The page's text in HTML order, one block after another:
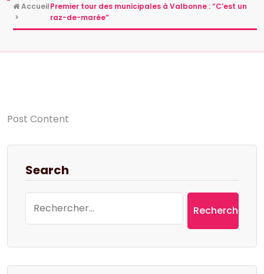
Accueil
>
Premier tour des municipales à Valbonne : “C’est un
raz-de-marée”
Post Content
Search